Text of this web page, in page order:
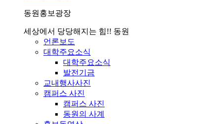
동원홍보광장
세상에서 당당해지는 힘!! 동원
언론보도
대학주요소식
대학주요소식
발전기금
교내행사사진
캠퍼스 사진
캠퍼스 사진
동원의 사계